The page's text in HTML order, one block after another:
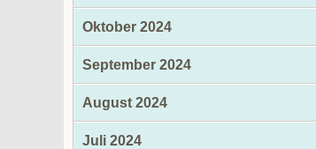
Oktober 2024
September 2024
August 2024
Juli 2024